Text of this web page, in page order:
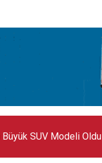
Büyük SUV Modeli Oldu